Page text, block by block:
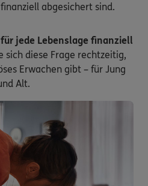
abgesichert sind.
jede Lebenslage finanziell
sich diese Frage rechtzeitig,
Erwachen gibt – für Jung
Alt.